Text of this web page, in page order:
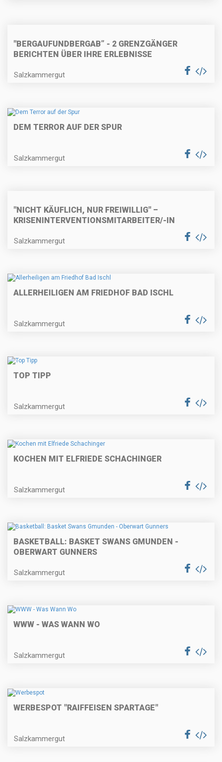
"BERGAUFUNDBERGAB” - 2 GRENZGÄNGER
BERICHTEN ÜBER IHRE ERLEBNISSE
Salzkammergut
DEM TERROR AUF DER SPUR
Salzkammergut
"NICHT KÄUFLICH, NUR FREIWILLIG" –
KRISENINTERVENTIONSMITARBEITER/-IN
Salzkammergut
ALLERHEILIGEN AM FRIEDHOF BAD ISCHL
Salzkammergut
TOP TIPP
Salzkammergut
KOCHEN MIT ELFRIEDE SCHACHINGER
Salzkammergut
BASKETBALL: BASKET SWANS GMUNDEN -
OBERWART GUNNERS
Salzkammergut
WWW - WAS WANN WO
Salzkammergut
WERBESPOT "RAIFFEISEN SPARTAGE"
Salzkammergut